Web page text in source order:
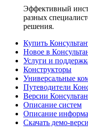
Эффективный
разных
решения.
Купить
Новое в
Услуги и
Конструкторы
Универсальные
Путеводители
Версии
Описание систем
Описание
Скачать демо-